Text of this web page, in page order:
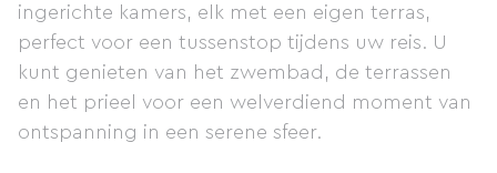
ingerichte kamers, elk met een eigen terras,
perfect voor een tussenstop tijdens uw reis. U
kunt genieten van het zwembad, de terrassen
en het prieel voor een welverdiend moment van
ontspanning in een serene sfeer.